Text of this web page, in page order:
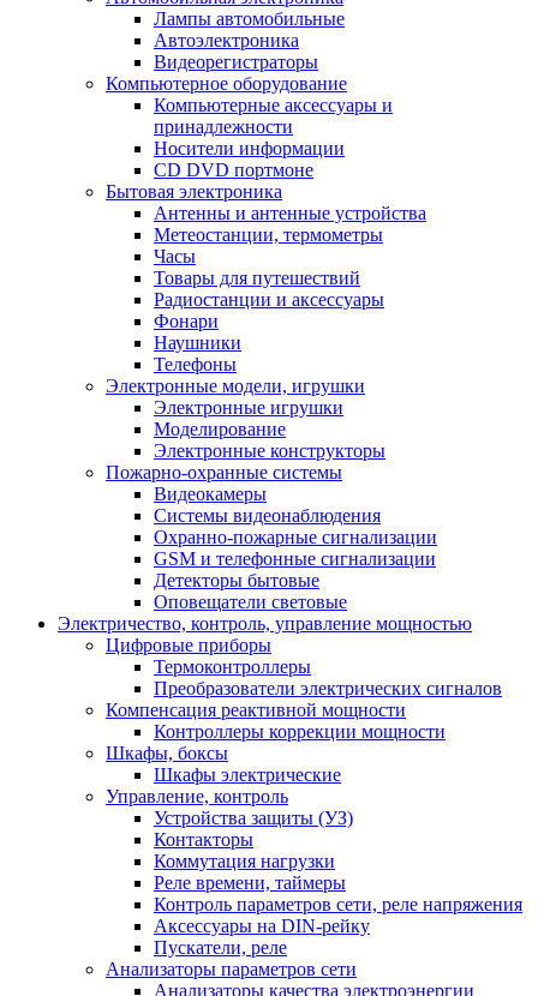
Лампы автомобильные
Автоэлектроника
Видеорегистраторы
Компьютерное оборудование
Компьютерные аксессуары и
принадлежности
Носители информации
CD DVD портмоне
Бытовая электроника
Антенны и антенные устройства
Метеостанции, термометры
Часы
Товары для путешествий
Радиостанции и аксессуары
Фонари
Наушники
Телефоны
Электронные модели, игрушки
Электронные игрушки
Моделирование
Электронные конструкторы
Пожарно-охранные системы
Видеокамеры
Системы видеонаблюдения
Охранно-пожарные сигнализации
GSM и телефонные сигнализации
Детекторы бытовые
Оповещатели световые
Электричество, контроль, управление мощностью
Цифровые приборы
Термоконтроллеры
Преобразователи электрических сигналов
Компенсация реактивной мощности
Контроллеры коррекции мощности
Шкафы, боксы
Шкафы электрические
Управление, контроль
Устройства защиты (УЗ)
Контакторы
Коммутация нагрузки
Реле времени, таймеры
Контроль параметров сети, реле напряжения
Аксессуары на DIN-рейку
Пускатели, реле
Анализаторы параметров сети
Анализаторы качества электроэнергии